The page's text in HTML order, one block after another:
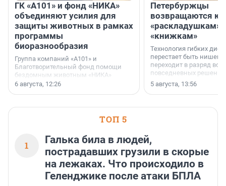
ГК «А101» и фонд «НИКА»
объединяют усилия для
защиты животных в рамках
программы
биоразнообразия
Группа компаний «А101» и
Благотворительный фонд помощи
бездомным животным «НИКА»
заключили соглашение о
6 августа, 12:26
Петербуржцы
возвращаются к
«раскладушкам»
«книжкам»
Технология гибких
перестает быть
переходит в разряд
повседневных
5 августа, 13:56
ТОП 5
1
Галька била в людей,
пострадавших грузили в скорые
на лежаках. Что происходило в
Геленджике после атаки БПЛА